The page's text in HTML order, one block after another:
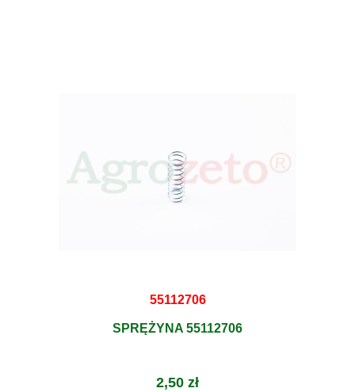
55112706
SPRĘŻYNA 55112706
2,50 zł